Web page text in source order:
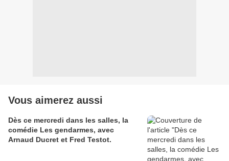
Vous aimerez aussi
Dès ce mercredi dans les salles, la
comédie Les gendarmes, avec
Arnaud Ducret et Fred Testot.